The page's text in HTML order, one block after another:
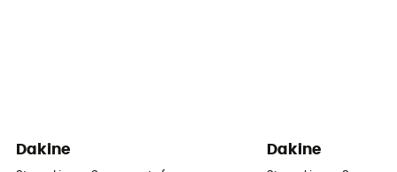
Dakine Dakine